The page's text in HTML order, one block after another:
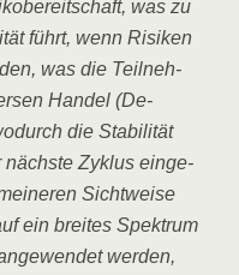
was zu
führt, wenn Risi­ken
was die Teil­neh­
Han­del (De-
die Sta­bi­li­tät
nächs­te Zyklus ein­ge­
Sicht­wei­se
ein brei­tes Spek­trum
wer­den,